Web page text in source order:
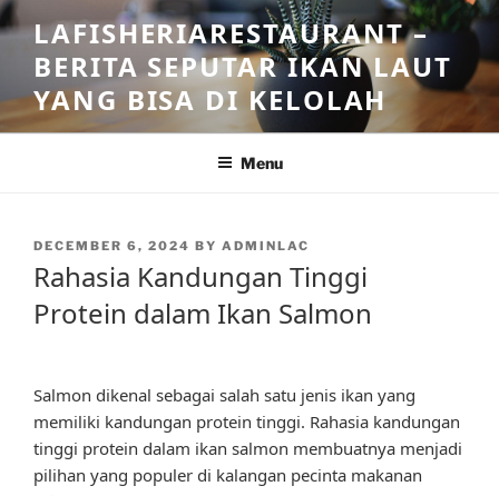
Skip
to
content
LAFISHERIARESTAURANT –
BERITA SEPUTAR IKAN LAUT
YANG BISA DI KELOLAH
Menu
POSTED
DECEMBER 6, 2024 BY ADMINLAC
Rahasia Kandungan Tinggi
Protein dalam Ikan Salmon
Salmon dikenal sebagai salah satu jenis ikan yang
memiliki kandungan protein tinggi. Rahasia kandungan
tinggi protein dalam ikan salmon membuatnya menjadi
pilihan yang populer di kalangan pecinta makanan